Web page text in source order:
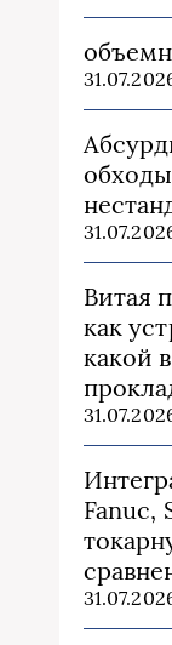
Витая
как
какой
Fanuc,